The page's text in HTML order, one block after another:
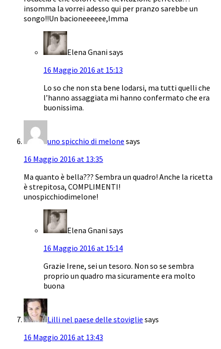
insomma la vorrei adesso qui per pranzo sarebbe un
songo!!Un bacioneeeeee,Imma
Elena Gnanisays
16 Maggio 2016 at 15:13
Lo so che non sta bene lodarsi, ma tutti quelli che
l’hanno assaggiata mi hanno confermato che era
buonissima.
uno spicchio di melone says
16 Maggio 2016 at 13:35
Ma quanto è bella??? Sembra un quadro! Anche la ricetta
è strepitosa, COMPLIMENTI!
unospicchiodimelone!
Elena Gnanisays
16 Maggio 2016 at 15:14
Grazie Irene, sei un tesoro. Non so se sembra
proprio un quadro ma sicuramente era molto
buona
Lilli nel paese delle stoviglie says
16 Maggio 2016 at 13:43